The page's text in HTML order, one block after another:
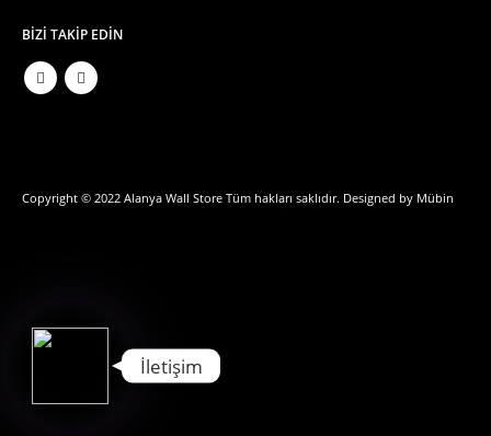
BIZI TAKIP EDIN
Copyright © 2022 Alanya Wall Store Tüm hakları saklıdır. Designed by Mübin
İletişim